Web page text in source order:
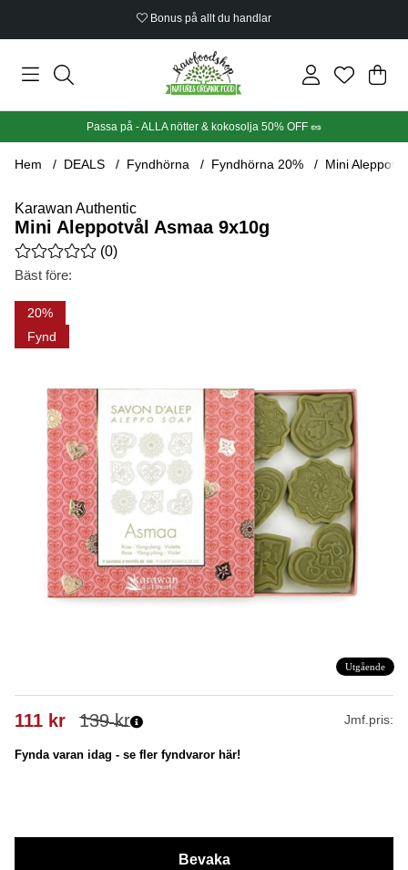
Bonus på allt du handlar
Din
.
Passa på - ALLA nötter & kokosolja 50% OFF 🥜
Hem DEALS Fyndhörna Fyndhörna 20% Mini
Karawan Authentic
Mini Aleppotvål Asmaa 9x10g
Medelbetyg 0 av 5 Antal betyg 0
(0)
Bäst före:
Utgående
20
Fynd
Produktbilder Mini Aleppotvål Asmaa 9x10g
139kr
111 kr Jmf.pris:
Fynda varan idag - se fler fyndvaror här!
Bevaka